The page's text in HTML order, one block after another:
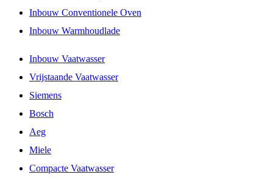
Inbouw Conventionele Oven
Inbouw Warmhoudlade
Inbouw Vaatwasser
Vrijstaande Vaatwasser
Siemens
Bosch
Aeg
Miele
Compacte Vaatwasser